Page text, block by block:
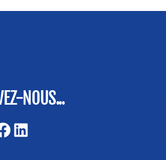
NOUS...
LinkedIn